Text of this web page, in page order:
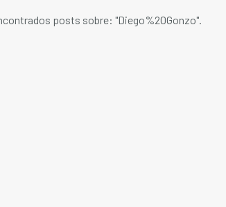
posts sobre: "Diego%20Gonzo".